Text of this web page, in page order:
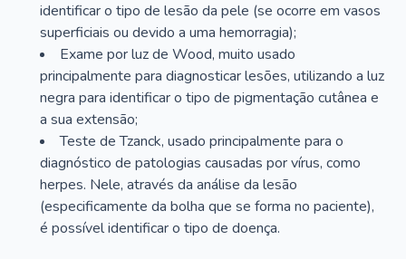
identificar o tipo de lesão da pele (se ocorre em vasos
superficiais ou devido a uma hemorragia);
Exame por luz de Wood, muito usado
principalmente para diagnosticar lesões, utilizando a luz
negra para identificar o tipo de pigmentação cutânea e
a sua extensão;
Teste de Tzanck, usado principalmente para o
diagnóstico de patologias causadas por vírus, como
herpes. Nele, através da análise da lesão
(especificamente da bolha que se forma no paciente),
é possível identificar o tipo de doença.